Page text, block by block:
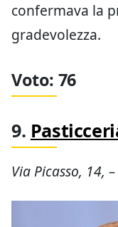
confermava la
gradevolezza.
Voto: 76
9.
Via Picasso, 14,